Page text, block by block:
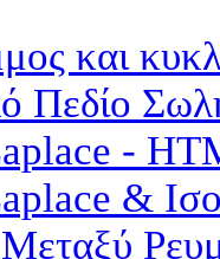
και
Πεδίο
-
&
Μεταξύ